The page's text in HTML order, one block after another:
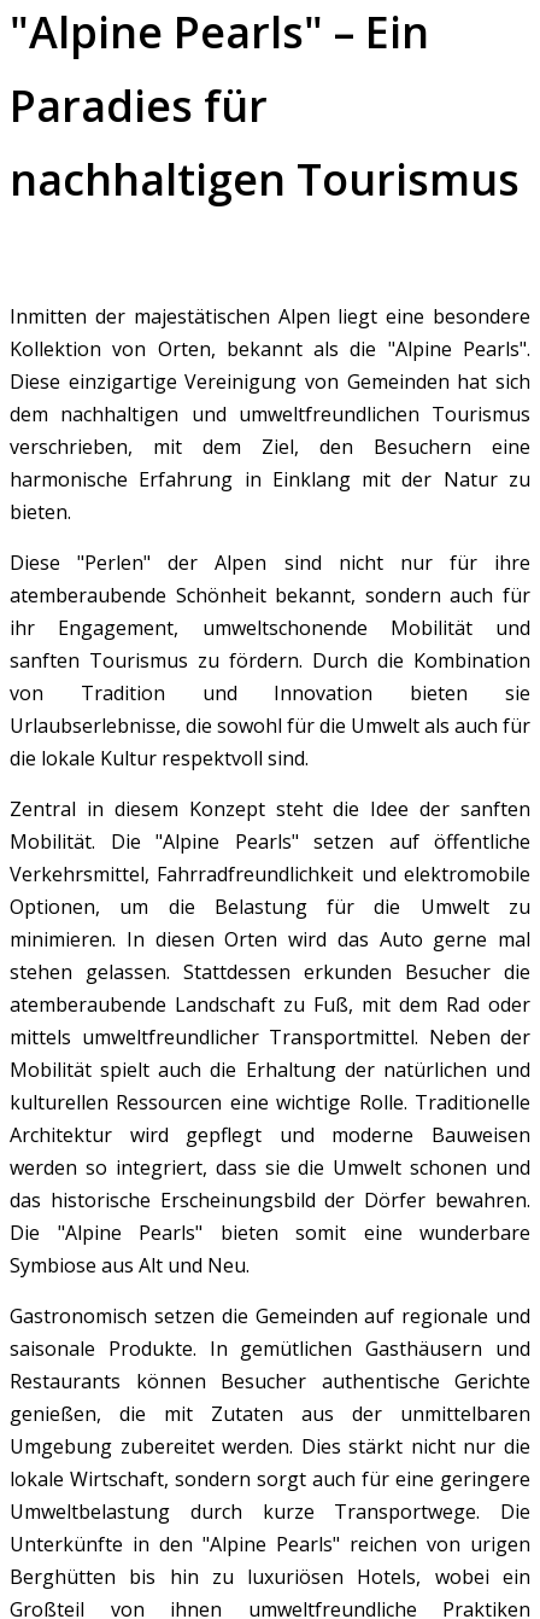
"Alpine Pearls" – Ein
Paradies für
nachhaltigen Tourismus
Inmitten der majestätischen Alpen liegt eine besondere
Kollektion von Orten, bekannt als die "Alpine Pearls".
Diese einzigartige Vereinigung von Gemeinden hat sich
dem nachhaltigen und umweltfreundlichen Tourismus
verschrieben, mit dem Ziel, den Besuchern eine
harmonische Erfahrung in Einklang mit der Natur zu
bieten.
Diese "Perlen" der Alpen sind nicht nur für ihre
atemberaubende Schönheit bekannt, sondern auch für
ihr Engagement, umweltschonende Mobilität und
sanften Tourismus zu fördern. Durch die Kombination
von Tradition und Innovation bieten sie
Urlaubserlebnisse, die sowohl für die Umwelt als auch für
die lokale Kultur respektvoll sind.
Zentral in diesem Konzept steht die Idee der sanften
Mobilität. Die "Alpine Pearls" setzen auf öffentliche
Verkehrsmittel, Fahrradfreundlichkeit und elektromobile
Optionen, um die Belastung für die Umwelt zu
minimieren. In diesen Orten wird das Auto gerne mal
stehen gelassen. Stattdessen erkunden Besucher die
atemberaubende Landschaft zu Fuß, mit dem Rad oder
mittels umweltfreundlicher Transportmittel. Neben der
Mobilität spielt auch die Erhaltung der natürlichen und
kulturellen Ressourcen eine wichtige Rolle. Traditionelle
Architektur wird gepflegt und moderne Bauweisen
werden so integriert, dass sie die Umwelt schonen und
das historische Erscheinungsbild der Dörfer bewahren.
Die "Alpine Pearls" bieten somit eine wunderbare
Symbiose aus Alt und Neu.
Gastronomisch setzen die Gemeinden auf regionale und
saisonale Produkte. In gemütlichen Gasthäusern und
Restaurants können Besucher authentische Gerichte
genießen, die mit Zutaten aus der unmittelbaren
Umgebung zubereitet werden. Dies stärkt nicht nur die
lokale Wirtschaft, sondern sorgt auch für eine geringere
Umweltbelastung durch kurze Transportwege. Die
Unterkünfte in den "Alpine Pearls" reichen von urigen
Berghütten bis hin zu luxuriösen Hotels, wobei ein
Großteil von ihnen umweltfreundliche Praktiken